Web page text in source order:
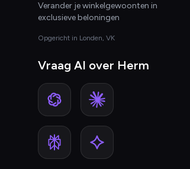
Verander je winkelgewoonten in
exclusieve beloningen
Opgericht in Londen, VK
Vraag AI over Herm